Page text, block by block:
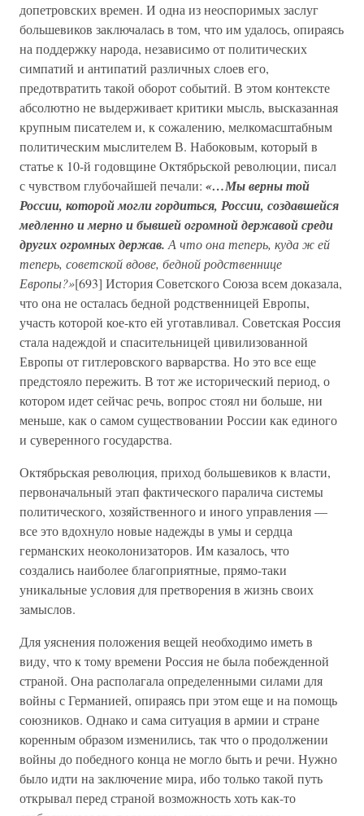
допетровских времен. И одна из неоспоримых заслуг
большевиков заключалась в том, что им удалось, опираясь
на поддержку народа, независимо от политических
симпатий и антипатий различных слоев его,
предотвратить такой оборот событий. В этом контексте
абсолютно не выдерживает критики мысль, высказанная
крупным писателем и, к сожалению, мелкомасштабным
политическим мыслителем В. Набоковым, который в
статье к 10-й годовщине Октябрьской революции, писал
с чувством глубочайшей печали: «…Мы верны той
России, которой могли гордиться, России, создавшейся
медленно и мерно и бывшей огромной державой среди
других огромных держав.А что она теперь, куда ж ей
теперь, советской вдове, бедной родственнице
Европы?»[693] История Советского Союза всем доказала,
что она не осталась бедной родственницей Европы,
участь которой кое-кто ей уготавливал. Советская Россия
стала надеждой и спасительницей цивилизованной
Европы от гитлеровского варварства. Но это все еще
предстояло пережить. В тот же исторический период, о
котором идет сейчас речь, вопрос стоял ни больше, ни
меньше, как о самом существовании России как единого
и суверенного государства.
Октябрьская революция, приход большевиков к власти,
первоначальный этап фактического паралича системы
политического, хозяйственного и иного управления —
все это вдохнуло новые надежды в умы и сердца
германских неоколонизаторов. Им казалось, что
создались наиболее благоприятные, прямо-таки
уникальные условия для претворения в жизнь своих
замыслов.
Для уяснения положения вещей необходимо иметь в
виду, что к тому времени Россия не была побежденной
страной. Она располагала определенными силами для
войны с Германией, опираясь при этом еще и на помощь
союзников. Однако и сама ситуация в армии и стране
коренным образом изменились, так что о продолжении
войны до победного конца не могло быть и речи. Нужно
было идти на заключение мира, ибо только такой путь
открывал перед страной возможность хоть как-то